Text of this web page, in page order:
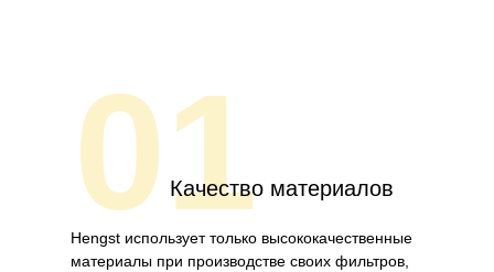
01Качество материалов
Hengst использует только высококачественные
материалы при производстве своих фильтров,